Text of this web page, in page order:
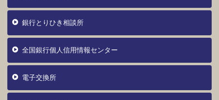
銀行とりひき相談所
全国銀行個人信用情報センター
電子交換所